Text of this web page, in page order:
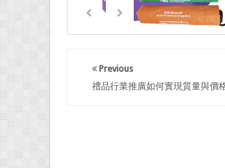
Previous
禮品行業推廣如何實現質量與價